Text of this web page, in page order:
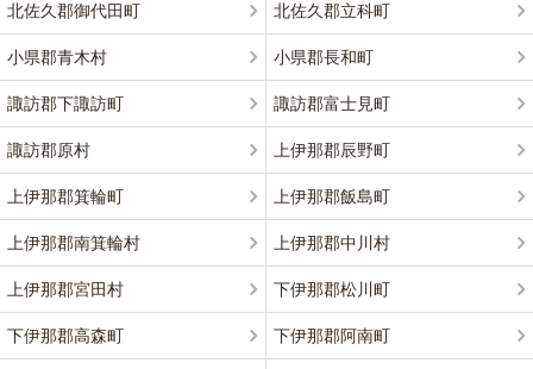
北佐久郡御代田町 北佐久郡立科町
小県郡青木村 小県郡長和町
諏訪郡下諏訪町 諏訪郡富士見町
諏訪郡原村 上伊那郡辰野町
上伊那郡箕輪町 上伊那郡飯島町
上伊那郡南箕輪村 上伊那郡中川村
上伊那郡宮田村 下伊那郡松川町
下伊那郡高森町 下伊那郡阿南町